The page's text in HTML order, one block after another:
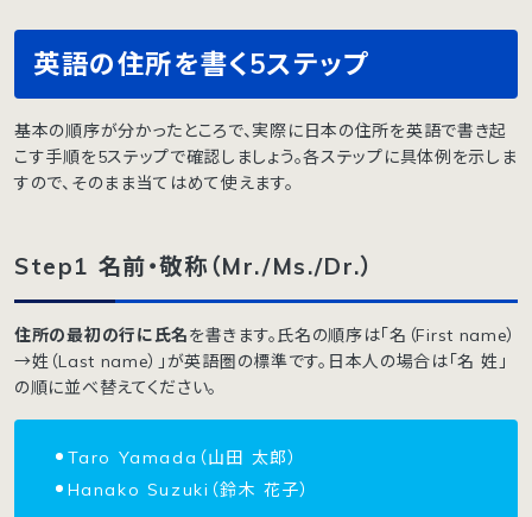
英語の住所を書く5ステップ
基本の順序が分かったところで、実際に日本の住所を英語で書き起
こす手順を5ステップで確認しましょう。各ステップに具体例を示しま
すので、そのまま当てはめて使えます。
Step1 名前・敬称（Mr./Ms./Dr.）
住所の最初の行に氏名を書きます。氏名の順序は「名（First name）
→姓（Last name）」が英語圏の標準です。日本人の場合は「名 姓」
の順に並べ替えてください。
Taro Yamada（山田 太郎）
Hanako Suzuki（鈴木 花子）